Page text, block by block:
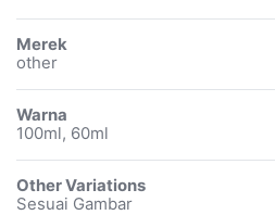
Merek
other
Warna
100ml, 60ml
Other Variations
Sesuai Gambar